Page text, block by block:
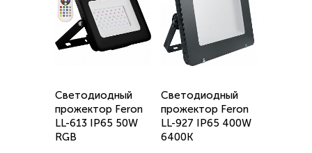
Светодиодный
прожектор Feron
LL-613 IP65 50W
RGB
Светодиодный
прожектор Feron
LL-927 IP65 400W
6400K